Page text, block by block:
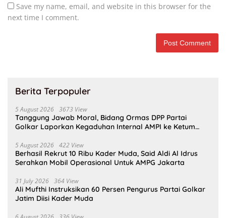
Save my name, email, and website in this browser for the
next time I comment.
Berita Terpopuler
5 August 2026 3673 View
Tanggung Jawab Moral, Bidang Ormas DPP Partai
Golkar Laporkan Kegaduhan Internal AMPI ke Ketum
5 August 2026 422 View
Berhasil Rekrut 10 Ribu Kader Muda, Said Aldi Al Idrus
Serahkan Mobil Operasional Untuk AMPG Jakarta
31 July 2026 364 View
Ali Mufthi Instruksikan 60 Persen Pengurus Partai Golkar
Jatim Diisi Kader Muda